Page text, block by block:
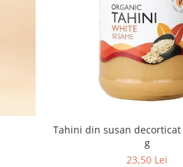
Tahini din susan decorticat
g
23,50 Lei